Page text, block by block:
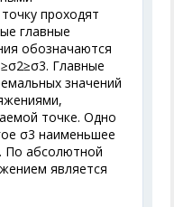
проходят
главные
обозначаются
≥σ2≥σ3. Главные
значений
точке. Одно
σ3 наименьшее
По абсолютной
является